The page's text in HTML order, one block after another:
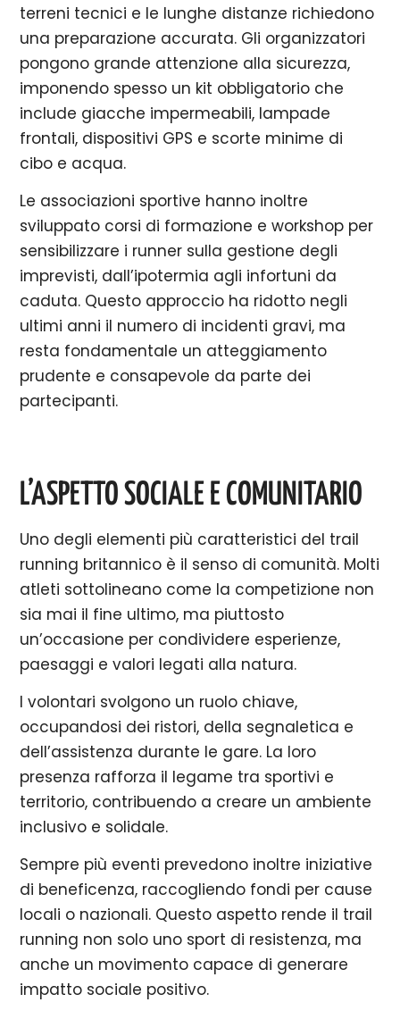
terreni tecnici e le lunghe distanze richiedono
una preparazione accurata. Gli organizzatori
pongono grande attenzione alla sicurezza,
imponendo spesso un kit obbligatorio che
include giacche impermeabili, lampade
frontali, dispositivi GPS e scorte minime di
cibo e acqua.
Le associazioni sportive hanno inoltre
sviluppato corsi di formazione e workshop per
sensibilizzare i runner sulla gestione degli
imprevisti, dall’ipotermia agli infortuni da
caduta. Questo approccio ha ridotto negli
ultimi anni il numero di incidenti gravi, ma
resta fondamentale un atteggiamento
prudente e consapevole da parte dei
partecipanti.
L’ASPETTO SOCIALE E COMUNITARIO
Uno degli elementi più caratteristici del trail
running britannico è il senso di comunità. Molti
atleti sottolineano come la competizione non
sia mai il fine ultimo, ma piuttosto
un’occasione per condividere esperienze,
paesaggi e valori legati alla natura.
I volontari svolgono un ruolo chiave,
occupandosi dei ristori, della segnaletica e
dell’assistenza durante le gare. La loro
presenza rafforza il legame tra sportivi e
territorio, contribuendo a creare un ambiente
inclusivo e solidale.
Sempre più eventi prevedono inoltre iniziative
di beneficenza, raccogliendo fondi per cause
locali o nazionali. Questo aspetto rende il trail
running non solo uno sport di resistenza, ma
anche un movimento capace di generare
impatto sociale positivo.